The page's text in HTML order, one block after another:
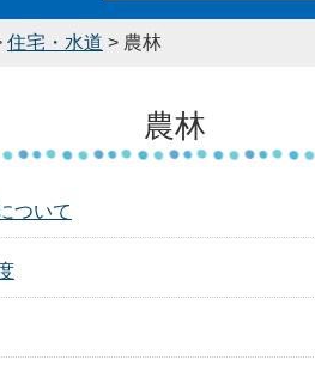
住宅・水道 > 農林
農林
ついて